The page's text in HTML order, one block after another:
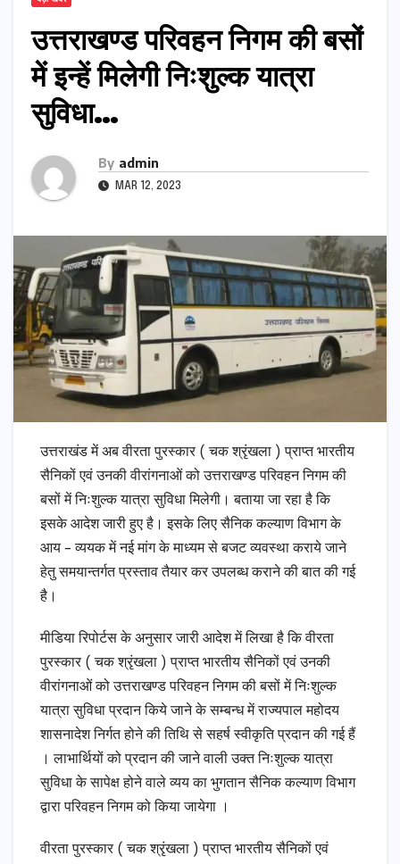
उत्तराखण्ड परिवहन निगम की बसों
में इन्हें मिलेगी निःशुल्क यात्रा
सुविधा…
By admin
MAR 12, 2023
उत्तराखंड में अब वीरता पुरस्कार ( चक श्रृंखला ) प्राप्त भारतीय
सैनिकों एवं उनकी वीरांगनाओं को उत्तराखण्ड परिवहन निगम की
बसों में निःशुल्क यात्रा सुविधा मिलेगी। बताया जा रहा है कि
इसके आदेश जारी हुए है। इसके लिए सैनिक कल्याण विभाग के
आय – व्ययक में नई मांग के माध्यम से बजट व्यवस्था कराये जाने
हेतु समयान्तर्गत प्रस्ताव तैयार कर उपलब्ध कराने की बात की गई
है।
मीडिया रिपोर्टस के अनुसार जारी आदेश में लिखा है कि वीरता
पुरस्कार ( चक श्रृंखला ) प्राप्त भारतीय सैनिकों एवं उनकी
वीरांगनाओं को उत्तराखण्ड परिवहन निगम की बसों में निःशुल्क
यात्रा सुविधा प्रदान किये जाने के सम्बन्ध में राज्यपाल महोदय
शासनादेश निर्गत होने की तिथि से सहर्ष स्वीकृति प्रदान की गई हैं
। लाभार्थियों को प्रदान की जाने वाली उक्त निःशुल्क यात्रा
सुविधा के सापेक्ष होने वाले व्यय का भुगतान सैनिक कल्याण विभाग
द्वारा परिवहन निगम को किया जायेगा ।
वीरता पुरस्कार ( चक श्रृंखला ) प्राप्त भारतीय सैनिकों एवं